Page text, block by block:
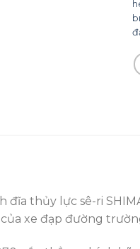
thủy lực sê-ri
xe đạp đường